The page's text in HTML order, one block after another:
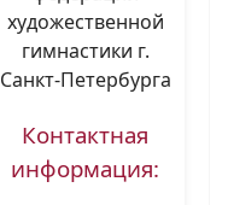
художественной
гимнастики г.
Санкт-Петербурга
Контактная
информация: